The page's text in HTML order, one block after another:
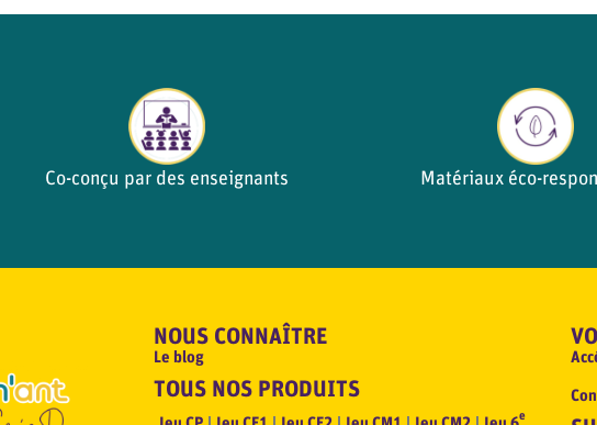
Co-conçu par des enseignants Matériaux éco-
NOUS CONNAÎTRE
Le blog
TOUS NOS PRODUITS
e